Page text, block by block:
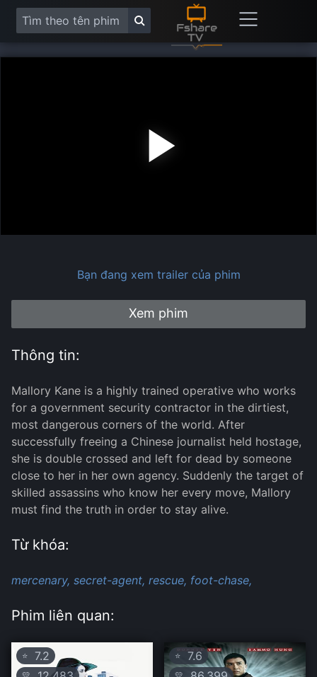
Bạn đang xem trailer của phim
Xem phim
Thông tin:
Mallory Kane is a highly trained operative who works
for a government security contractor in the dirtiest,
most dangerous corners of the world. After
successfully freeing a Chinese journalist held hostage,
she is double crossed and left for dead by someone
close to her in her own agency. Suddenly the target of
skilled assassins who know her every move, Mallory
must find the truth in order to stay alive.
Từ khóa:
mercenary, secret-agent, rescue, foot-chase,
Phim liên quan:
⭐ 7.2 ⭐ 7.6